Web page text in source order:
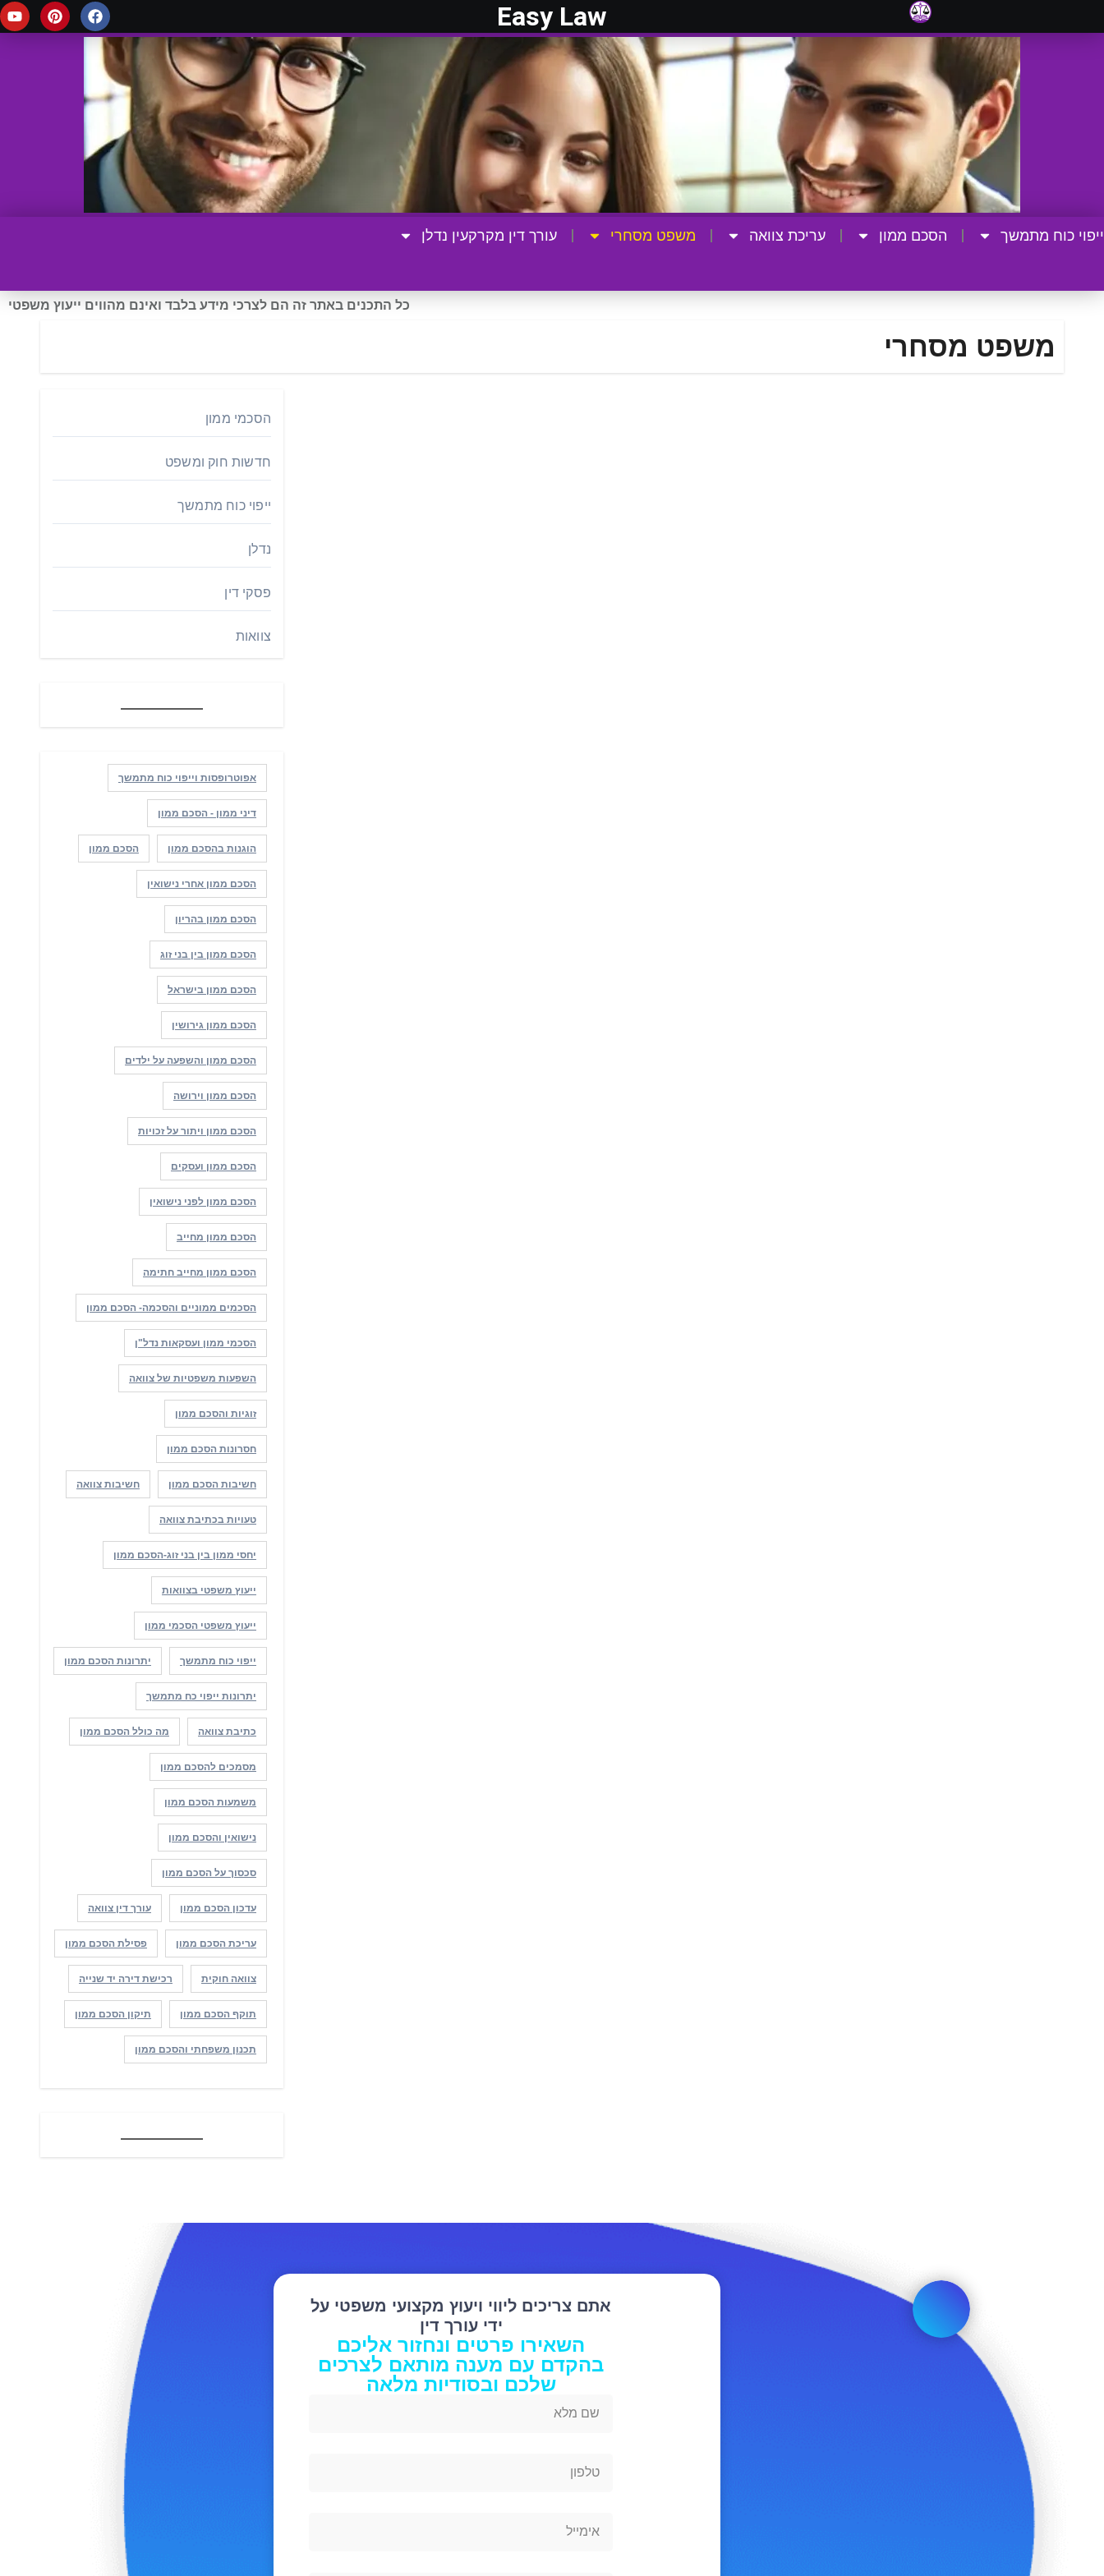
Easy Law
ייפוי כוח מתמשך הסכם ממון עריכת צוואה משפט מסחרי עורך דין מקרקעין נדלן
כל התכנים באתר זה הם לצרכי מידע בלבד ואינם מהווים ייעוץ משפטי
משפט מסחרי
הסכמי ממון
חדשות חוק ומשפט
ייפוי כוח מתמשך
נדלן
פסקי דין
צוואות
אפוטרופסות וייפוי כוח מתמשך
דיני ממון - הסכם ממון
הוגנות בהסכם ממון הסכם ממון
הסכם ממון אחרי נישואין
הסכם ממון בהריון
הסכם ממון בין בני זוג
הסכם ממון בישראל
הסכם ממון גירושין
הסכם ממון והשפעה על ילדים
הסכם ממון וירושה
הסכם ממון ויתור על זכויות
הסכם ממון ועסקים
הסכם ממון לפני נישואין
הסכם ממון מחייב
הסכם ממון מחייב חתימה
הסכמים ממוניים והסכמה- הסכם ממון
הסכמי ממון ועסקאות נדל"ן
השפעות משפטיות של צוואה
זוגיות והסכם ממון
חסרונות הסכם ממון
חשיבות הסכם ממון חשיבות צוואה
טעויות בכתיבת צוואה
יחסי ממון בין בני זוג-הסכם ממון
ייעוץ משפטי בצוואות
ייעוץ משפטי הסכמי ממון
ייפוי כוח מתמשך יתרונות הסכם ממון
יתרונות ייפוי כח מתמשך
כתיבת צוואה מה כולל הסכם ממון
מסמכים להסכם ממון
משמעות הסכם ממון
נישואין והסכם ממון
סכסוך על הסכם ממון
עדכון הסכם ממון עורך דין צוואה
עריכת הסכם ממון פסילת הסכם ממון
צוואה חוקית רכישת דירה יד שנייה
תוקף הסכם ממון תיקון הסכם ממון
תכנון משפחתי והסכם ממון
אתם צריכים ליווי ויעוץ מקצועי משפטי על
ידי עורך דין
השאירו פרטים ונחזור אליכם
בהקדם עם מענה מותאם לצרכים
שלכם ובסודיות מלאה